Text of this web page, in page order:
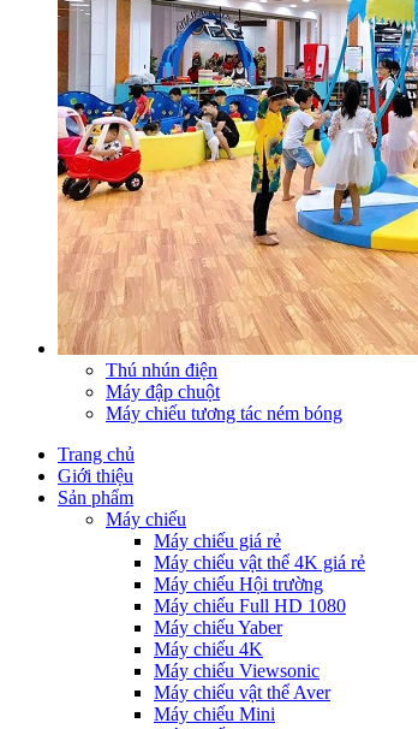
Thú nhún điện
Máy đập chuột
Máy chiếu tương tác ném bóng
Trang chủ
Giới thiệu
Sản phẩm
Máy chiếu
Máy chiếu giá rẻ
Máy chiếu vật thể 4K giá rẻ
Máy chiếu Hội trường
Máy chiếu Full HD 1080
Máy chiếu Yaber
Máy chiếu 4K
Máy chiếu Viewsonic
Máy chiếu vật thể Aver
Máy chiếu Mini